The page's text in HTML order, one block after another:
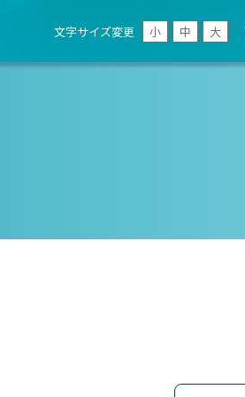
文字サイズ変更 小 中 大